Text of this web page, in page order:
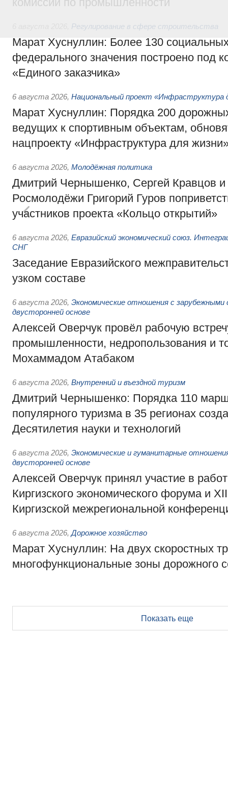
Регулирование в сфере строительства
Марат Хуснуллин: Более 130
федерального значения построено под
«Единого заказчика»
6 августа 2026, Национальный проект «Инфраструктура
Марат Хуснуллин: Порядка 200
ведущих к спортивным объектам,
нацпроекту «Инфраструктура для
6 августа 2026, Молодёжная политика
Дмитрий Чернышенко, Сергей Кравцов и
Росмолодёжи Григорий Гуров
участников проекта «Кольцо открытий»
6 августа 2026, Евразийский экономический союз.
СНГ
Заседание Евразийского
узком составе
6 августа 2026, Экономические отношения с
двусторонней основе
Алексей Оверчук провёл рабочую
промышленности, недропользования и
Мохаммадом Атабаком
6 августа 2026, Внутренний и въездной туризм
Дмитрий Чернышенко: Порядка 110
популярного туризма в 35 регионах
Десятилетия науки и технологий
6 августа 2026, Экономические и гуманитарные
двусторонней основе
Алексей Оверчук принял участие в
Киргизского экономического форума и
Киргизской межрегиональной
6 августа 2026, Дорожное хозяйство
Марат Хуснуллин: На двух скоростных
многофункциональные зоны дорожного
Показать еще